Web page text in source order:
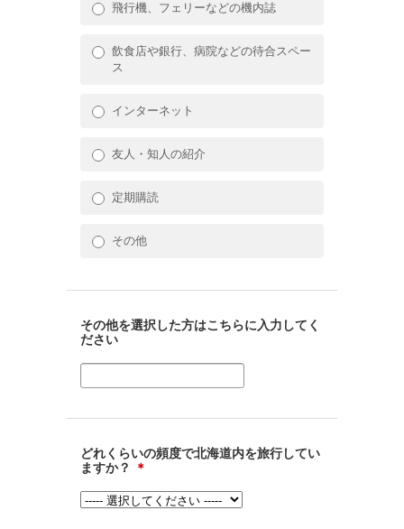
飛行機、フェリーなどの機内誌
飲食店や銀行、病院などの待合スペー
ス
インターネット
友人・知人の紹介
定期購読
その他
その他を選択した方はこちらに入力してく
ださい
どれくらいの頻度で北海道内を旅行してい
ますか？
＊